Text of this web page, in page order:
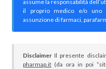
assume la responsabilità
il proprio medico e/o uno
assunzione di farmaci,
Disclaimer Il presente
pharmap.it (da ora in poi